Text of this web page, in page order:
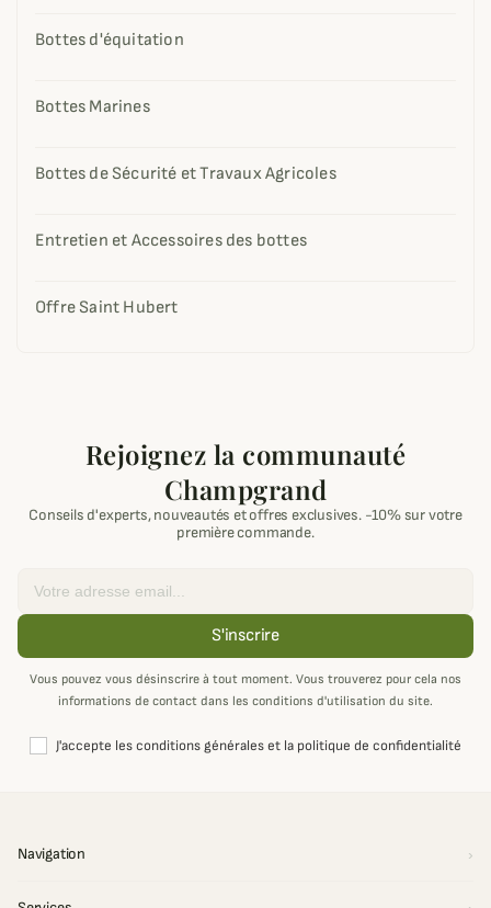
Bottes d'équitation
Bottes Marines
Bottes de Sécurité et Travaux Agricoles
Entretien et Accessoires des bottes
Offre Saint Hubert
Rejoignez la communauté
Champgrand
Conseils d'experts, nouveautés et offres exclusives. -10% sur votre
première commande.
S'inscrire
Vous pouvez vous désinscrire à tout moment. Vous trouverez pour cela nos
informations de contact dans les conditions d'utilisation du site.
J'accepte les conditions générales et la politique de confidentialité
Navigation